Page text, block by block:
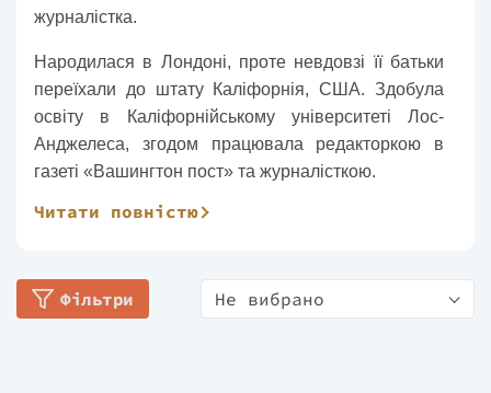
журналістка.
Народилася в Лондоні, проте невдовзі її батьки
переїхали до штату Каліфорнія, США. Здобула
освіту в Каліфорнійському університеті Лос-
Анджелеса, згодом працювала редакторкою в
газеті «Вашингтон пост» та журналісткою.
Дебютувала Саба фентезійним романом «Серед
увійшов до списків «100 найкращих фентезі книг»
Читати повністю
Фільтри Не вибрано